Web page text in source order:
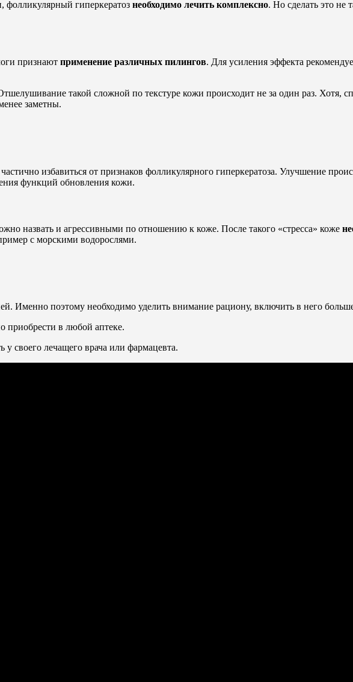
гиперкератоз необходимо лечить комплексно. Но сделать это не
признают применение различных пилингов. Для усиления эффекта
такой сложной по текстуре кожи происходит не за один раз. Хотя,
заметны.
избавиться от признаков фолликулярного гиперкератоза. Улучшение
функций обновления кожи.
назвать и агрессивными по отношению к коже. После такого «стресса» коже
с морскими водорослями.
Именно поэтому необходимо уделить внимание рациону, включить в него
приобрести в любой аптеке.
своего лечащего врача или фармацевта.